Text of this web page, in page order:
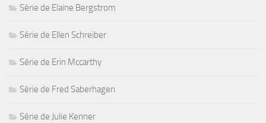
Série de Elaine Bergstrom
Série de Ellen Schreiber
Série de Erin Mccarthy
Série de Fred Saberhagen
Série de Julie Kenner